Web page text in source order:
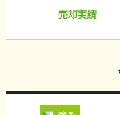
売却実績